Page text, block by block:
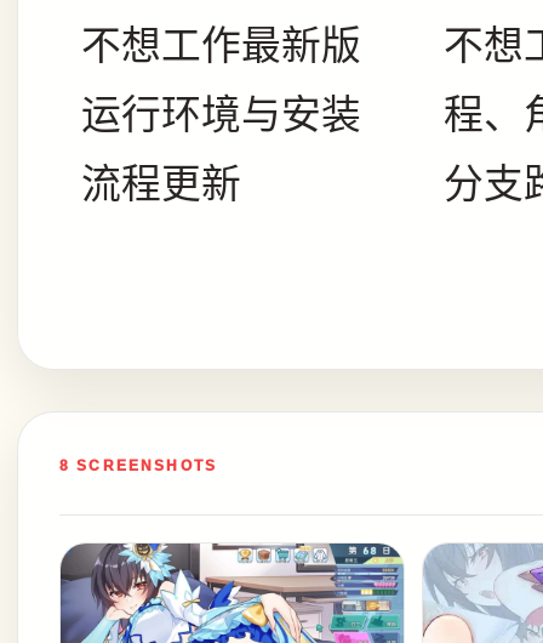
不想工作最新版
运行环境与安装
流程更新
不想
程、
分支
8 SCREENSHOTS